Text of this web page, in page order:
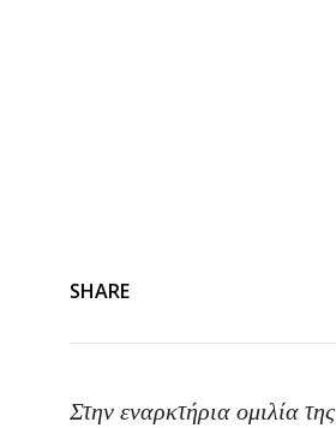
SHARE
Στην εναρκτήρια ομιλία της